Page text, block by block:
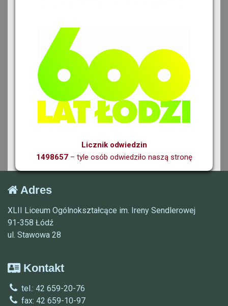
Licznik odwiedzin
1498657– tyle osób odwiedziło naszą stronę
Adres
XLII Liceum Ogólnokształcące im. Ireny Sendlerowej
91-358 Łódź
ul. Stawowa 28
Kontakt
tel.: 42 659-20-76
fax: 42 659-10-97